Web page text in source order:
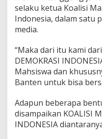
selaku ketua Koalisi
Indonesia, dalam satu
media.
“Maka dari itu kami
DEMOKRASI
Mahsiswa dan
Banten untuk bisa
Adapun beberapa
disampaikan KOALISI
INDONESIA